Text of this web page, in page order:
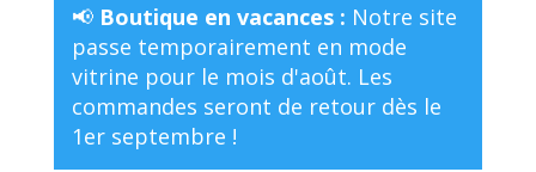
📢 Boutique en vacances : Notre site
passe temporairement en mode
vitrine pour le mois d'août. Les
commandes seront de retour dès le
1er septembre !